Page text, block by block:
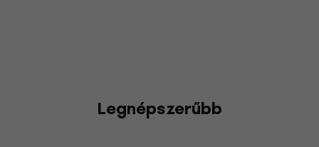
Legnépszerűbb